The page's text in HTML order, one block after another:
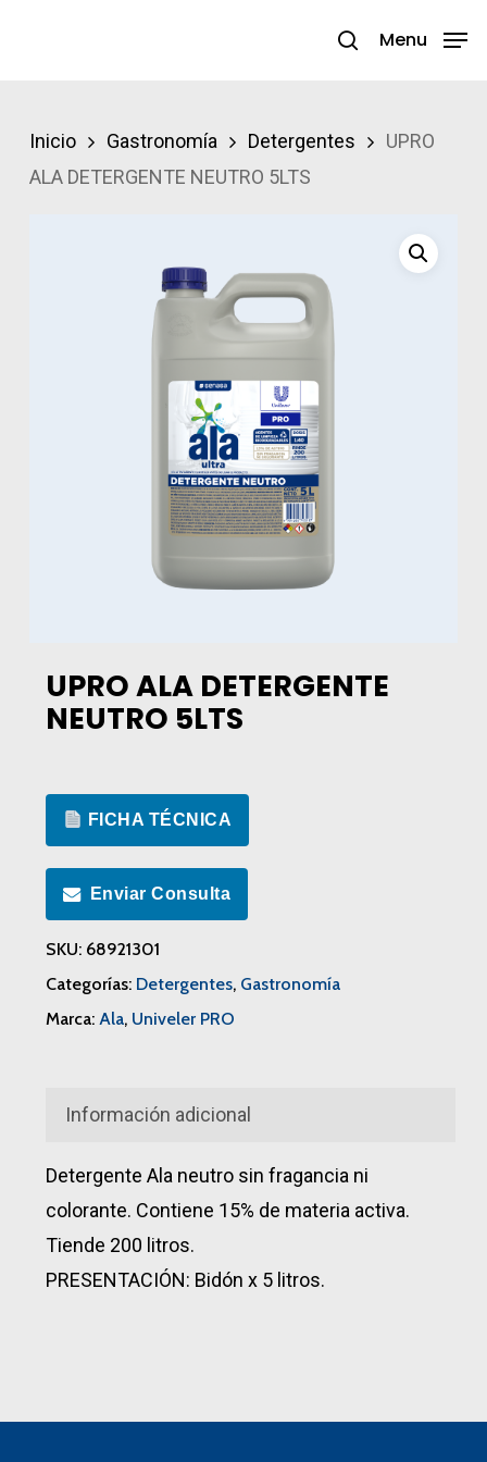
search
Menu
Inicio Gastronomía Detergentes
UPRO
ALA DETERGENTE NEUTRO 5LTS
UPRO ALA DETERGENTE
NEUTRO 5LTS
FICHA TÉCNICA
Enviar Consulta
SKU: 68921301
Categorías: Detergentes, Gastronomía
Marca: Ala, Univeler PRO
Información adicional
Detergente Ala neutro sin fragancia ni
colorante. Contiene 15% de materia activa.
Tiende 200 litros.
PRESENTACIÓN: Bidón x 5 litros.